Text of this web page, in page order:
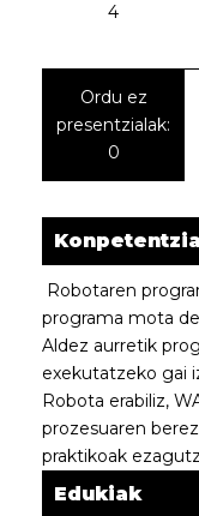
4
Ordu ez
presentzialak:
0
Robotaren
programa mota
Aldez aurretik
exekutatzeko gai
Robota erabiliz,
prozesuaren
praktikoak
Edukiak